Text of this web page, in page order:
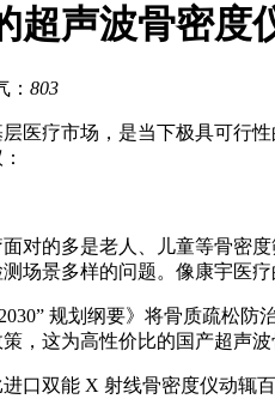
超声波骨密度
： 803
医疗市场，是当下极具可行
对的多是老人、儿童等骨密
场景多样的问题。像康宇医
规划纲要》将骨质疏松
，这为高性价比的国产超声
口双能 X 射线骨密度仪动辄